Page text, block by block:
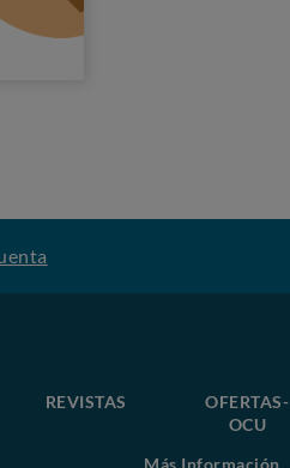
REVISTAS
OFERTAS-
OCU